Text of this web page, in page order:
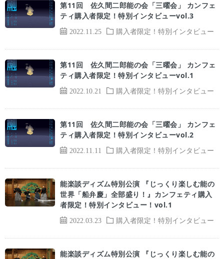
2022.11.25 購入者限定！特別インタビュー
第11回 佐久間二郎能の会「三曜会」 カンフェ
ティ購入者限定！特別インタビューvol.3
2022.10.21 購入者限定！特別インタビュー
第11回 佐久間二郎能の会「三曜会」 カンフェ
ティ購入者限定！特別インタビューvol.1
2022.11.11 購入者限定！特別インタビュー
第11回 佐久間二郎能の会「三曜会」 カンフェ
ティ購入者限定！特別インタビューvol.2
2022.03.23 購入者限定！特別インタビュー
能楽談ディズム特別公演 『じっくり楽しむ能の
世界「船弁慶」全部盛り！』カンフェティ購入
者限定！特別インタビュー！vol.1
能楽談ディズム特別公演 『じっくり楽しむ能の